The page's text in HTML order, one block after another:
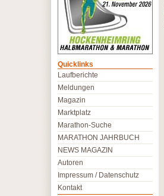
Quicklinks
Laufberichte
Meldungen
Magazin
Marktplatz
Marathon-Suche
MARATHON JAHRBUCH
NEWS MAGAZIN
Autoren
Impressum / Datenschutz
Kontakt